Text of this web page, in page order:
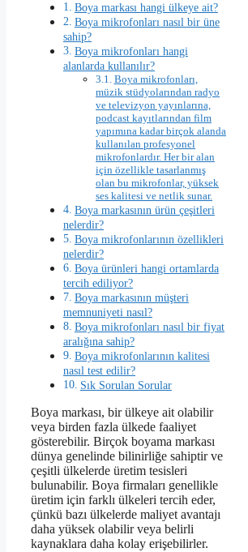
Boya markası hangi ülkeye ait?
Boya mikrofonları nasıl bir üne
sahip?
Boya mikrofonları hangi
alanlarda kullanılır?
Boya mikrofonları,
müzik stüdyolarından radyo
ve televizyon yayınlarına,
podcast kayıtlarından film
yapımına kadar birçok alanda
kullanılan profesyonel
mikrofonlardır. Her bir alan
için özellikle tasarlanmış
olan bu mikrofonlar, yüksek
ses kalitesi ve netlik sunar.
Boya markasının ürün çeşitleri
nelerdir?
Boya mikrofonlarının özellikleri
nelerdir?
Boya ürünleri hangi ortamlarda
tercih ediliyor?
Boya markasının müşteri
memnuniyeti nasıl?
Boya mikrofonları nasıl bir fiyat
aralığına sahip?
Boya mikrofonlarının kalitesi
nasıl test edilir?
Sık Sorulan Sorular
Boya markası, bir ülkeye ait olabilir
veya birden fazla ülkede faaliyet
gösterebilir. Birçok boyama markası
dünya genelinde bilinirliğe sahiptir ve
çeşitli ülkelerde üretim tesisleri
bulunabilir. Boya firmaları genellikle
üretim için farklı ülkeleri tercih eder,
çünkü bazı ülkelerde maliyet avantajı
daha yüksek olabilir veya belirli
kaynaklara daha kolay erişebilirler.